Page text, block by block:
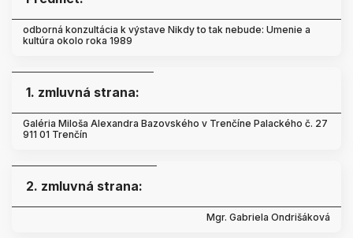
odborná konzultácia k výstave Nikdy to tak nebude: Umenie a
kultúra okolo roka 1989
1. zmluvná strana:
Galéria Miloša Alexandra Bazovského v Trenčíne Palackého č. 27
911 01 Trenčín
2. zmluvná strana:
Mgr. Gabriela Ondrišáková